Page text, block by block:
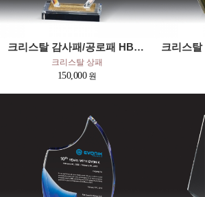
크리스탈 감사패/공로패 HB-7372W
크리스탈 상패
150,000